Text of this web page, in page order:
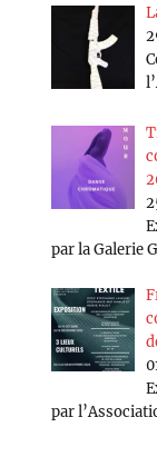
par la Galerie
par